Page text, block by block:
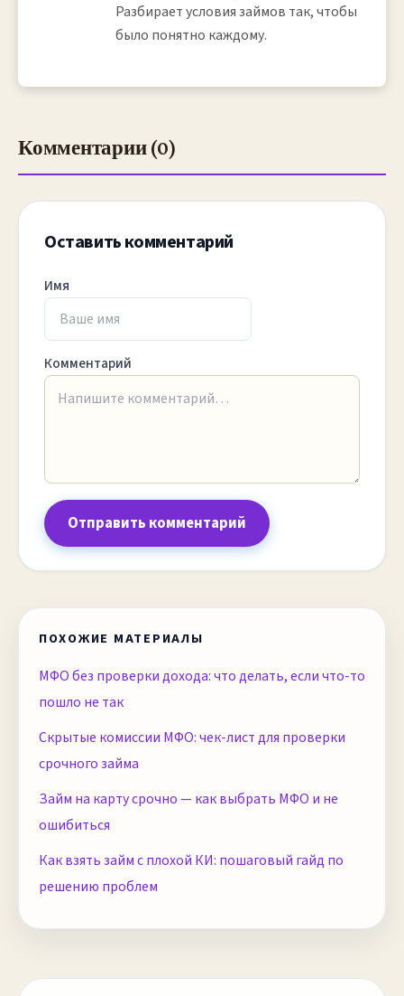
Разбирает условия займов так, чтобы
было понятно каждому.
Комментарии (0)
Оставить комментарий
Имя
Комментарий
Отправить комментарий
ПОХОЖИЕ МАТЕРИАЛЫ
МФО без проверки дохода: что делать, если что-то
пошло не так
Скрытые комиссии МФО: чек-лист для проверки
срочного займа
Займ на карту срочно — как выбрать МФО и не
ошибиться
Как взять займ с плохой КИ: пошаговый гайд по
решению проблем